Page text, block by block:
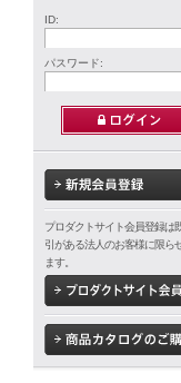
ID:
パスワード:
プロダクトサイト会員登録は
引がある法人のお客様に限ら
ます。